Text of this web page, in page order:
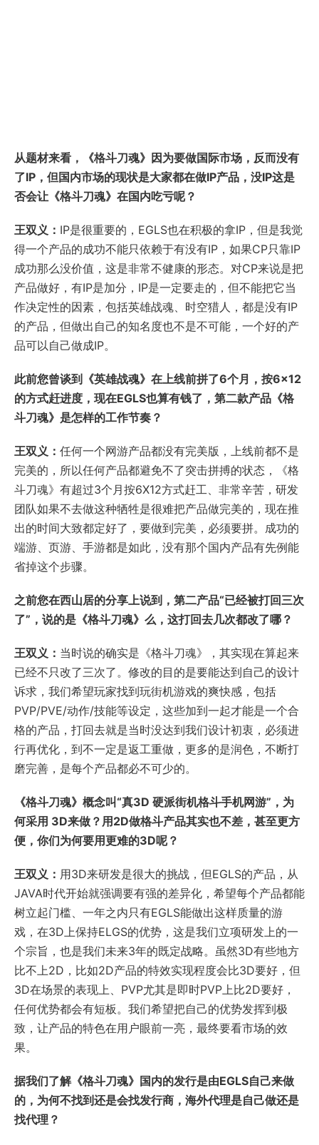
从题材来看，《格斗刀魂》因为要做国际市场，反而没有
了IP，但国内市场的现状是大家都在做IP产品，没IP这是
否会让《格斗刀魂》在国内吃亏呢？
王双义： IP是很重要的，EGLS也在积极的拿IP，但是我觉
得一个产品的成功不能只依赖于有没有IP，如果CP只靠IP
成功那么没价值，这是非常不健康的形态。对CP来说是把
产品做好，有IP是加分，IP是一定要走的，但不能把它当
作决定性的因素，包括英雄战魂、时空猎人，都是没有IP
的产品，但做出自己的知名度也不是不可能，一个好的产
品可以自己做成IP。
此前您曾谈到《英雄战魂》在上线前拼了6个月，按6×12
的方式赶进度，现在EGLS也算有钱了，第二款产品《格
斗刀魂》是怎样的工作节奏？
王双义： 任何一个网游产品都没有完美版，上线前都不是
完美的，所以任何产品都避免不了突击拼搏的状态，《格
斗刀魂》有超过3个月按6X12方式赶工、非常辛苦，研发
团队如果不去做这种牺牲是很难把产品做完美的，现在推
出的时间大致都定好了，要做到完美，必须要拼。成功的
端游、页游、手游都是如此，没有那个国内产品有先例能
省掉这个步骤。
之前您在西山居的分享上说到，第二产品“已经被打回三次
了”，说的是《格斗刀魂》么，这打回去几次都改了哪？
王双义： 当时说的确实是《格斗刀魂》，其实现在算起来
已经不只改了三次了。修改的目的是要能达到自己的设计
诉求，我们希望玩家找到玩街机游戏的爽快感，包括
PVP/PVE/动作/技能等设定，这些加到一起才能是一个合
格的产品，打回去就是当时没达到我们设计初衷，必须进
行再优化，到不一定是返工重做，更多的是润色，不断打
磨完善，是每个产品都必不可少的。
《格斗刀魂》概念叫“真3D 硬派街机格斗手机网游”，为
何采用 3D来做？用2D做格斗产品其实也不差，甚至更方
便，你们为何要用更难的3D呢？
王双义： 用3D来研发是很大的挑战，但EGLS的产品，从
JAVA时代开始就强调要有强的差异化，希望每个产品都能
树立起门槛、一年之内只有EGLS能做出这样质量的游
戏，在3D上保持ELGS的优势，这是我们立项研发上的一
个宗旨，也是我们未来3年的既定战略。虽然3D有些地方
比不上2D，比如2D产品的特效实现程度会比3D要好，但
3D在场景的表现上、PVP尤其是即时PVP上比2D要好，
任何优势都会有短板。我们希望把自己的优势发挥到极
致，让产品的特色在用户眼前一亮，最终要看市场的效
果。
据我们了解《格斗刀魂》国内的发行是由EGLS自己来做
的，为何不找到还是会找发行商，海外代理是自己做还是
找代理？